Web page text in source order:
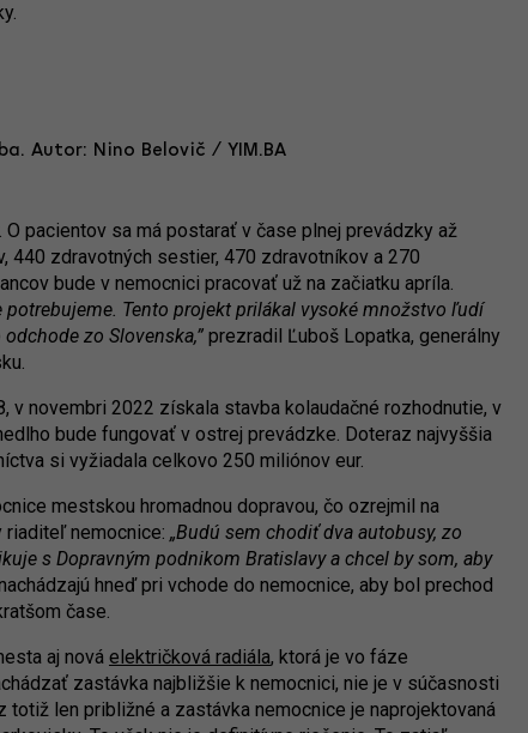
Autor: Nino Belovič / YIM.BA
pacientov sa má postarať v čase plnej prevádzky až
440 zdravotných sestier, 470 zdravotníkov a 270
bude v nemocnici pracovať už na začiatku apríla.
Tento projekt prilákal vysoké množstvo ľudí
zo Slovenska,” prezradil Ľuboš Lopatka, generálny
v novembri 2022 získala stavba kolaudačné rozhodnutie, v
bude fungovať v ostrej prevádzke. Doteraz najvyššia
si vyžiadala celkovo 250 miliónov eur.
mestskou hromadnou dopravou, čo ozrejmil na
riaditeľ nemocnice: „Budú sem chodiť dva autobusy, zo
s Dopravným podnikom Bratislavy a chcel by som, aby
hneď pri vchode do nemocnice, aby bol prechod
čase.
aj nová električková radiála, ktorá je vo fáze
zastávka najbližšie k nemocnici, nie je v súčasnosti
totiž len približné a zastávka nemocnice je naprojektovaná